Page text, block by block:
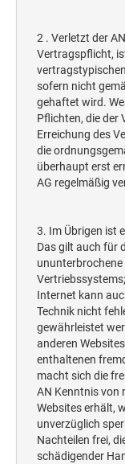
2 . Verletzt der
Vertragspflicht,
sofern nicht
gehaftet wird.
Pflichten, die der
Erreichung des
die
überhaupt erst
AG regelmäßig
3. Im Übrigen ist
Das gilt auch für
Internet kann
Technik nicht
gewährleistet
anderen
enthaltenen
macht sich die
AN Kenntnis von
Websites erhält,
unverzüglich
Nachteilen frei,
schädigender